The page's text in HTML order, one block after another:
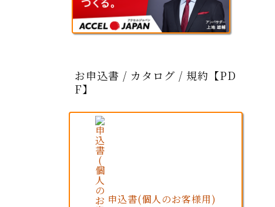
お申込書 / カタログ / 規約【PD
F】
申込書(個人のお客様用)